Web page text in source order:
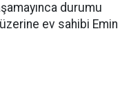
durumu
ev sahibi Emin